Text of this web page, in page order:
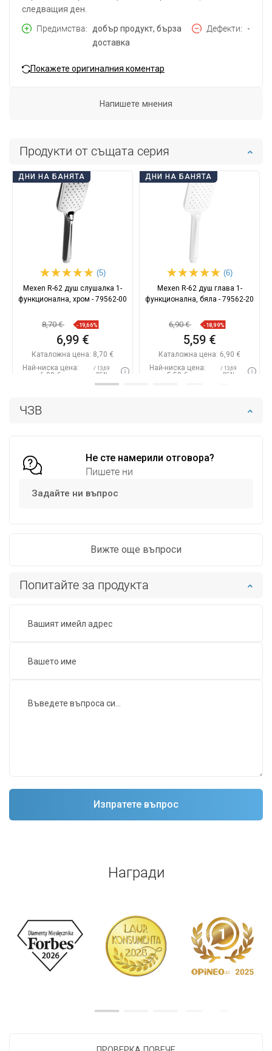
ЧЗВ
Не сте намерили отговора?
Пишете ни
Задайте ни въпрос
Вижте още въпроси
следващия ден.
Предимства
добър продукт, бърза
доставка
Дефекти -
Покажете оригиналния коментар
Напишете мнения
Попитайте за продукта
Продукти от същата серия
ДНИ НА БАНЯТА
(5)
Mexen R-62 душ слушалка 1-
функционална, хром - 79562-00
8,70 € -19,66%
6,99 €
Каталожна цена: 8,70 €
Най-ниска цена:
6,99 €
/ 13,69
BGN
Добави в количката
ДНИ НА БАНЯТА
(6)
Mexen R-62 душ глава 1-
функционална, бяла - 79562-20
6,90 € -18,99%
5,59 €
Каталожна цена: 6,90 €
Най-ниска цена:
5,59 €
/ 13,69
BGN
Добави в количката
Награди